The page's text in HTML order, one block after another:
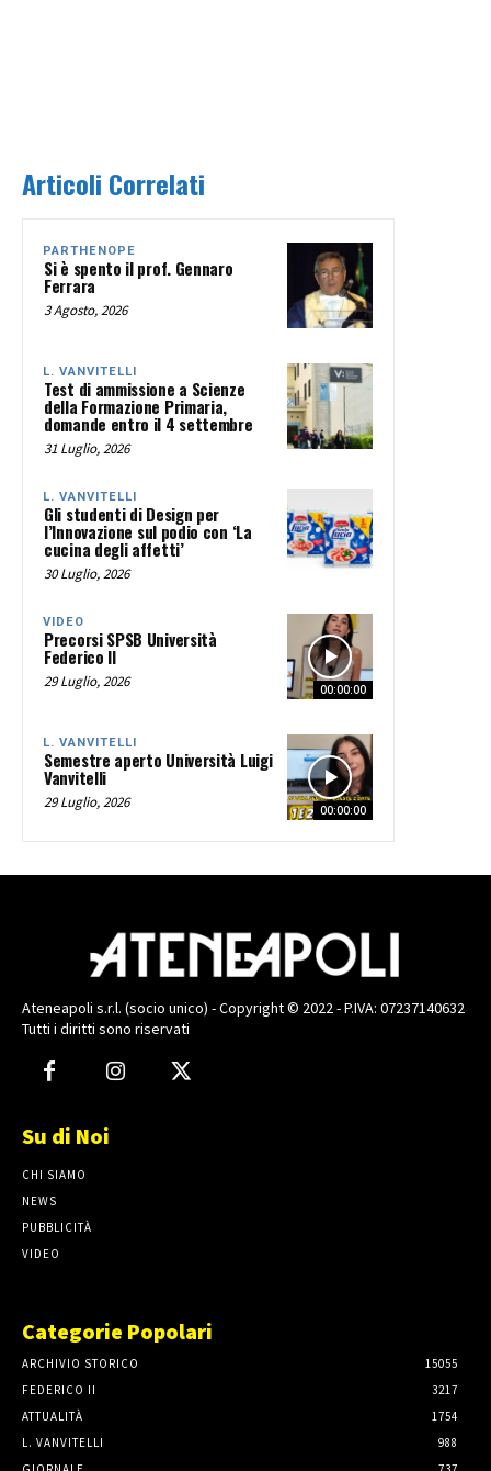
Articoli Correlati
PARTHENOPE
Si è spento il prof. Gennaro
Ferrara
3 Agosto, 2026
L. VANVITELLI
Test di ammissione a Scienze
della Formazione Primaria,
domande entro il 4 settembre
31 Luglio, 2026
L. VANVITELLI
Gli studenti di Design per
l’Innovazione sul podio con ‘La
cucina degli affetti’
30 Luglio, 2026
00:00:00
VIDEO
Precorsi SPSB Università
Federico II
29 Luglio, 2026
00:00:00
L. VANVITELLI
Semestre aperto Università Luigi
Vanvitelli
29 Luglio, 2026
Ateneapoli s.r.l. (socio unico) - Copyright © 2022 - P.IVA: 07237140632
Tutti i diritti sono riservati
Su di Noi
CHI SIAMO
NEWS
PUBBLICITÀ
VIDEO
Categorie Popolari
ARCHIVIO STORICO
15055
FEDERICO II
3217
ATTUALITÀ
1754
L. VANVITELLI
988